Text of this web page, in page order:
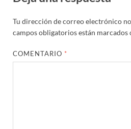
Tu dirección de correo electrónico
campos obligatorios están marcados
COMENTARIO *